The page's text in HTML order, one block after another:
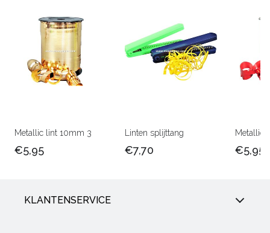
Metallic lint 10mm 3
€5,95
Linten splijttang
€7,70
Metallic
€5,95
KLANTENSERVICE